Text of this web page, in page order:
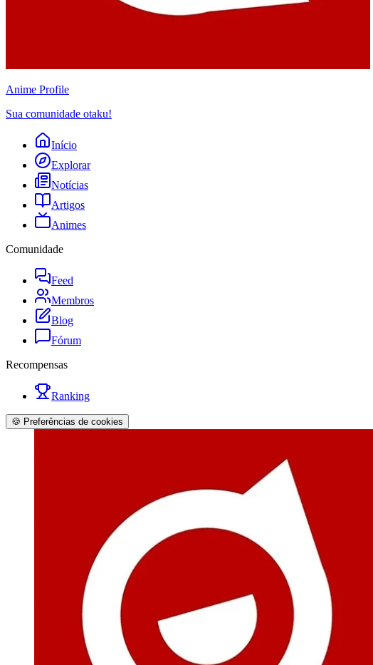
Anime Profile
Sua comunidade otaku!
Início
Explorar
Notícias
Artigos
Animes
Comunidade
Feed
Membros
Blog
Fórum
Recompensas
Ranking
🍪 Preferências de cookies